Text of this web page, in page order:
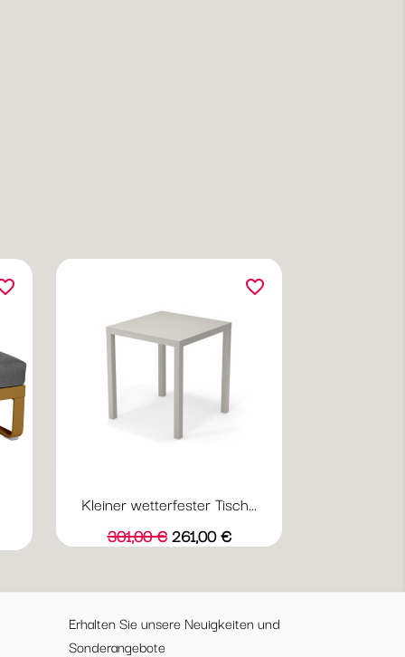
Kleiner wetterfester Tisch...
Verkaufspreis
301,00 € Preis
261,00 €
favorite_border
Erhalten Sie unsere Neuigkeiten und
Sonderangebote